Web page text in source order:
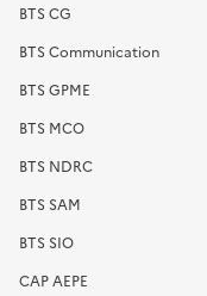
BTS CG
BTS Communication
BTS GPME
BTS MCO
BTS NDRC
BTS SAM
BTS SIO
CAP AEPE